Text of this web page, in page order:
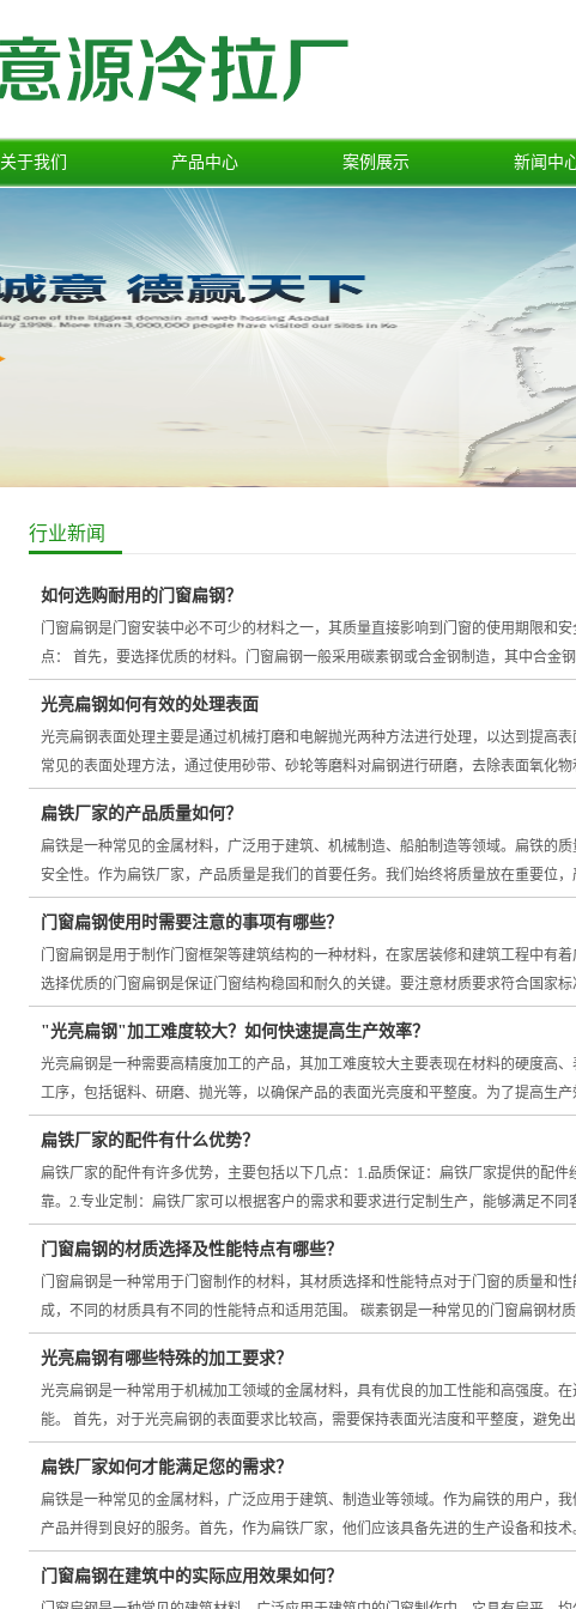
关于我们 产品中心
冷轧扁铁
热轧扁铁
光亮扁铁
纵剪扁铁
案例展示 新闻中
行业新闻
行业新闻
如何选购耐用的门窗扁钢？
门窗扁钢是门窗安装中必不可少的材料之一，其质量直接影响到门窗的使用期限和
点： 首先，要选择优质的材料。门窗扁钢一般采用碳素钢或合金钢制造，其中合金
光亮扁钢如何有效的处理表面
光亮扁钢表面处理主要是通过机械打磨和电解抛光两种方法进行处理，以达到提高
常见的表面处理方法，通过使用砂带、砂轮等磨料对扁钢进行研磨，去除表面氧化
扁铁厂家的产品质量如何？
扁铁是一种常见的金属材料，广泛用于建筑、机械制造、船舶制造等领域。扁铁的
安全性。作为扁铁厂家，产品质量是我们的首要任务。我们始终将质量放在重要位
门窗扁钢使用时需要注意的事项有哪些？
门窗扁钢是用于制作门窗框架等建筑结构的一种材料，在家居装修和建筑工程中有
选择优质的门窗扁钢是保证门窗结构稳固和耐久的关键。要注意材质要求符合国家
"光亮扁钢"加工难度较大？如何快速提高生产效率？
光亮扁钢是一种需要高精度加工的产品，其加工难度较大主要表现在材料的硬度高
工序，包括锯料、研磨、抛光等，以确保产品的表面光亮度和平整度。为了提高生
扁铁厂家的配件有什么优势？
扁铁厂家的配件有许多优势，主要包括以下几点：1.品质保证：扁铁厂家提供的配
靠。2.专业定制：扁铁厂家可以根据客户的需求和要求进行定制生产，能够满足不同
门窗扁钢的材质选择及性能特点有哪些？
门窗扁钢是一种常用于门窗制作的材料，其材质选择和性能特点对于门窗的质量和
成，不同的材质具有不同的性能特点和适用范围。 碳素钢是一种常见的门窗扁钢材
光亮扁钢有哪些特殊的加工要求？
光亮扁钢是一种常用于机械加工领域的金属材料，具有优良的加工性能和高强度。
能。 首先，对于光亮扁钢的表面要求比较高，需要保持表面光洁度和平整度，避免
扁铁厂家如何才能满足您的需求？
扁铁是一种常见的金属材料，广泛应用于建筑、制造业等领域。作为扁铁的用户，
产品并得到良好的服务。首先，作为扁铁厂家，他们应该具备先进的生产设备和技
门窗扁钢在建筑中的实际应用效果如何？